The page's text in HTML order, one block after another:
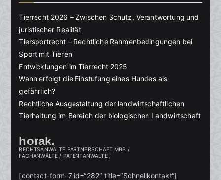
Tierrecht 2026 – Zwischen Schutz, Verantwortung und
juristischer Realität
Tiersportrecht – Rechtliche Rahmenbedingungen bei
Sport mit Tieren
Entwicklungen im Tierrecht 2025
Wann erfolgt die Einstufung eines Hundes als
gefährlich?
Rechtliche Ausgestaltung der landwirtschaftlichen
Tierhaltung im Bereich der biologischen Landwirtschaft
horak.
RECHTSANWÄLTE PARTNERSCHAFT MBB /
FACHANWÄLTE / PATENTANWÄLTE /
[contact-form-7 id=“282″ title=“Schnellkontakt“]